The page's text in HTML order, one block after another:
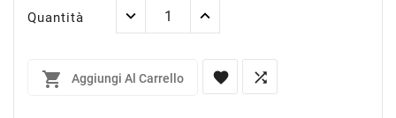
Quantità
 Aggiungi Al Carrello  